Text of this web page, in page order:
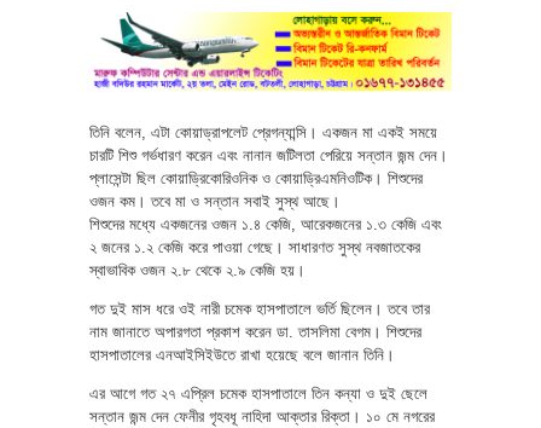
তিনি বলেন, এটা কোয়াড্রাপলেট প্রেগন্যান্সি। একজন মা একই সময়ে
চারটি শিশু গর্ভধারণ করেন এবং নানান জটিলতা পেরিয়ে সন্তান জন্ম দেন।
প্লাসেন্টা ছিল কোয়াড্রিকোরিওনিক ও কোয়াড্রিএমনিওটিক। শিশুদের
ওজন কম। তবে মা ও সন্তান সবাই সুস্থ আছে।
শিশুদের মধ্যে একজনের ওজন ১.৪ কেজি, আরেকজনের ১.৩ কেজি এবং
২ জনের ১.২ কেজি করে পাওয়া গেছে। সাধারণত সুস্থ নবজাতকের
স্বাভাবিক ওজন ২.৮ থেকে ২.৯ কেজি হয়।
গত দুই মাস ধরে ওই নারী চমেক হাসপাতালে ভর্তি ছিলেন। তবে তার
নাম জানাতে অপারগতা প্রকাশ করেন ডা. তাসলিমা বেগম। শিশুদের
হাসপাতালের এনআইসিইউতে রাখা হয়েছে বলে জানান তিনি।
এর আগে গত ২৭ এপ্রিল চমেক হাসপাতালে তিন কন্যা ও দুই ছেলে
সন্তান জন্ম দেন ফেনীর গৃহবধূ নাহিদা আক্তার রিক্তা। ১০ মে নগরের